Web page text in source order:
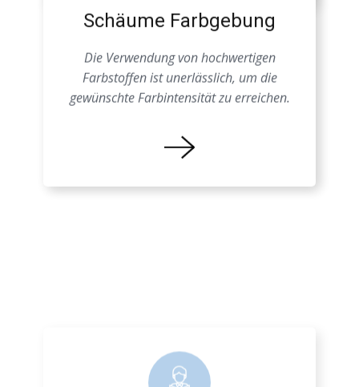
Schäume Farbgebung
Die Verwendung von hochwertigen
Farbstoffen ist unerlässlich, um die
gewünschte Farbintensität zu erreichen.
Eine genaue Kenntnis der